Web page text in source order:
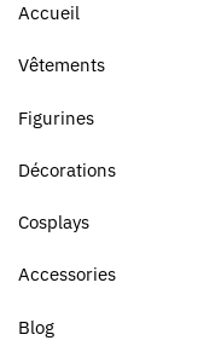
Accueil
Vêtements
Figurines
Décorations
Cosplays
Accessories
Blog